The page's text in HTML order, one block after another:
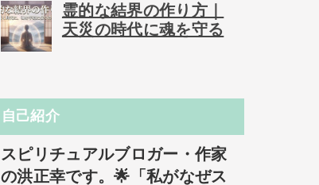
霊的な結界の作り方｜
天災の時代に魂を守る
自己紹介
スピリチュアルブロガー・作家
の洪正幸です。🌟「私がなぜス